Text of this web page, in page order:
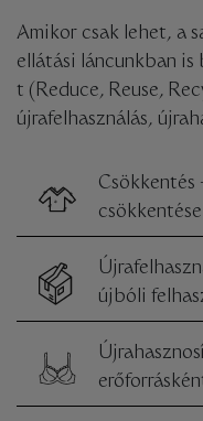
Amikor csak lehet, a
ellátási láncunkban
t (Reduce, Reuse,
újrafelhasználás,
Csökkentés
csökkentése
újbóli